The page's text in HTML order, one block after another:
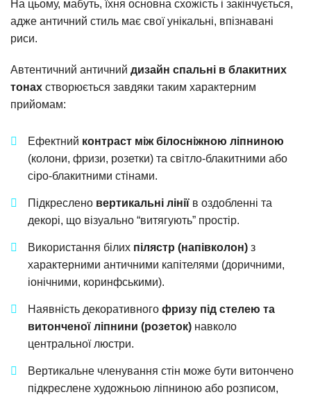
На цьому, мабуть, їхня основна схожість і закінчується,
адже античний стиль має свої унікальні, впізнавані
риси.
Автентичний античний дизайн спальні в блакитних
тонах створюється завдяки таким характерним
прийомам:
Ефектний контраст між білосніжною ліпниною
(колони, фризи, розетки) та світло-блакитними або
сіро-блакитними стінами.
Підкреслено вертикальні лінії в оздобленні та
декорі, що візуально “витягують” простір.
Використання білих пілястр (напівколон) з
характерними античними капітелями (доричними,
іонічними, коринфськими).
Наявність декоративного фризу під стелею та
витонченої ліпнини (розеток) навколо
центральної люстри.
Вертикальне членування стін може бути витончено
підкреслене художньою ліпниною або розписом,